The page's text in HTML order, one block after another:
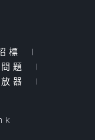
標
|
題
|
器
|